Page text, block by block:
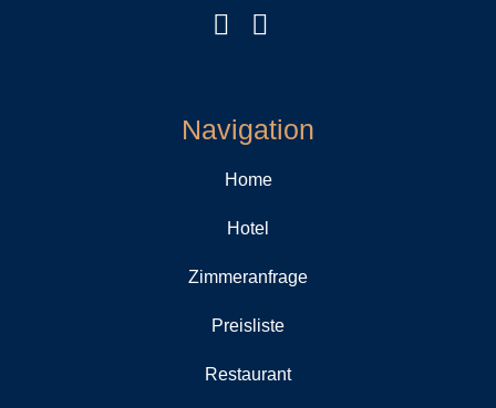
Navigation
Home
Hotel
Zimmeranfrage
Preisliste
Restaurant